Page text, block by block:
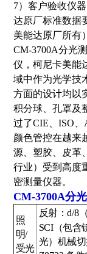
7）客户验收仪
达原厂标准数据
美能达原厂所有
CM-3700A分光
仪，柯尼卡美能
域中作为光学技
方面的设计均以
积分球、孔罩及
过了CIE、ISO、
颜色管控在越来
源、塑胶、皮革
行业）受到高度
密测量仪器。
CM-3700A分
照
明/
受光
反射：d/8
SCI（包含
光）机械切